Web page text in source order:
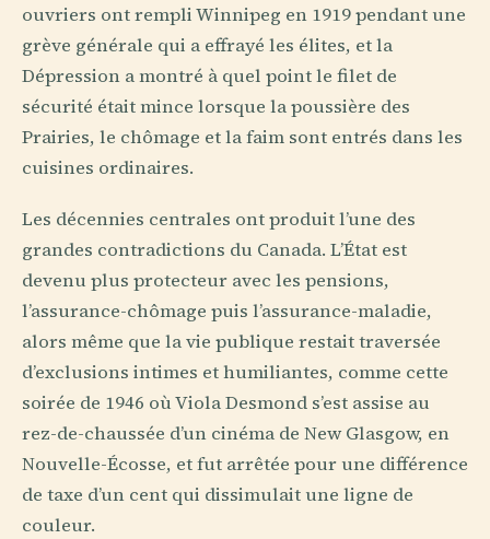
ouvriers ont rempli Winnipeg en 1919 pendant une
grève générale qui a effrayé les élites, et la
Dépression a montré à quel point le filet de
sécurité était mince lorsque la poussière des
Prairies, le chômage et la faim sont entrés dans les
cuisines ordinaires.
Les décennies centrales ont produit l’une des
grandes contradictions du Canada. L’État est
devenu plus protecteur avec les pensions,
l’assurance-chômage puis l’assurance-maladie,
alors même que la vie publique restait traversée
d’exclusions intimes et humiliantes, comme cette
soirée de 1946 où Viola Desmond s’est assise au
rez-de-chaussée d’un cinéma de New Glasgow, en
Nouvelle-Écosse, et fut arrêtée pour une différence
de taxe d’un cent qui dissimulait une ligne de
couleur.